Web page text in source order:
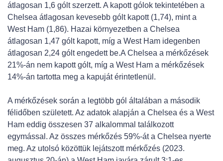
átlagosan 1,6 gólt szerzett. A kapott gólok tekintetében a
Chelsea átlagosan kevesebb gólt kapott (1,74), mint a
West Ham (1,86). Hazai környezetben a Chelsea
átlagosan 1,47 gólt kapott, míg a West Ham idegenben
átlagosan 2,24 gólt engedett be.A Chelsea a mérkőzések
21%-án nem kapott gólt, míg a West Ham a mérkőzések
14%-án tartotta meg a kapuját érintetlenül.
A mérkőzések során a legtöbb gól általában a második
félidőben született. Az adatok alapján a Chelsea és a West
Ham eddig összesen 37 alkalommal találkozott
egymással. Az összes mérkőzés 59%-át a Chelsea nyerte
meg. Az utolsó közöttük lejátszott mérkőzés (2023.